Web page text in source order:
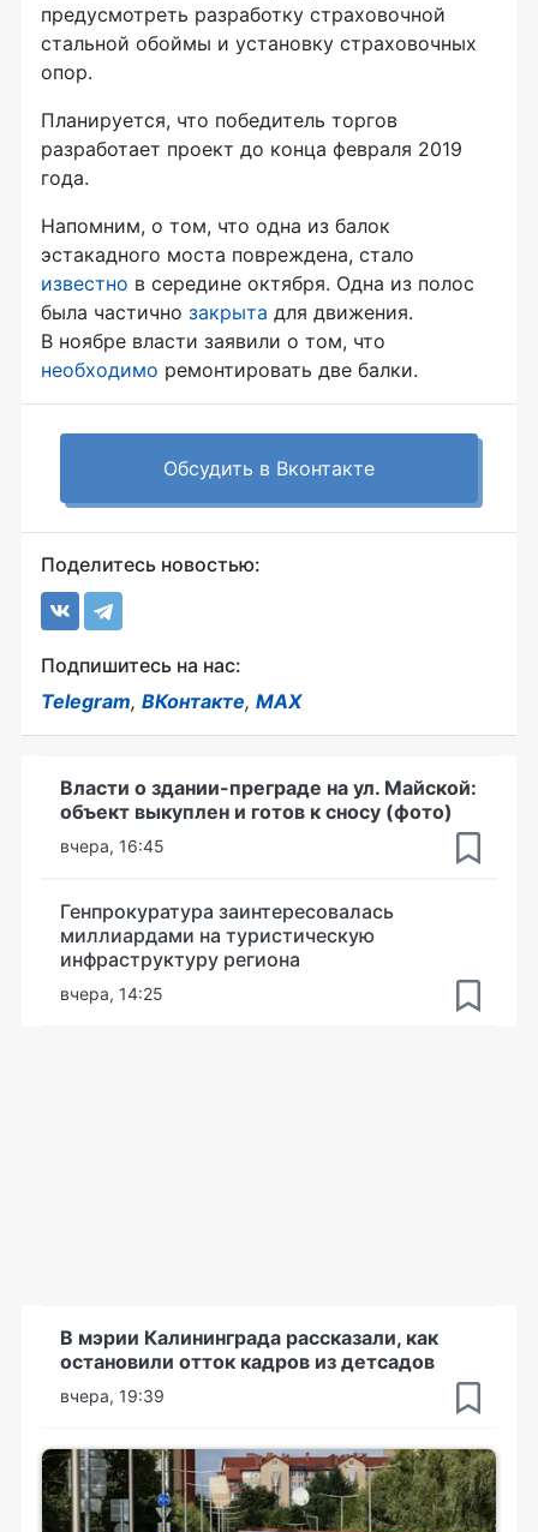
предусмотреть разработку страховочной
стальной обоймы и установку страховочных
опор.
Планируется, что победитель торгов
разработает проект до конца февраля 2019
года.
Напомним, о том, что одна из балок
эстакадного моста повреждена, стало
известно в середине октября. Одна из полос
была частично закрыта для движения.
В ноябре власти заявили о том, что
необходимо ремонтировать две балки.
Обсудить в Вконтакте
Поделитесь новостью:
Подпишитесь на нас:
Telegram, ВКонтакте, MAX
Власти о здании-преграде на ул. Майской:
объект выкуплен и готов к сносу (фото)
вчера, 16:45
Генпрокуратура заинтересовалась
миллиардами на туристическую
инфраструктуру региона
вчера, 14:25
В мэрии Калининграда рассказали, как
остановили отток кадров из детсадов
вчера, 19:39